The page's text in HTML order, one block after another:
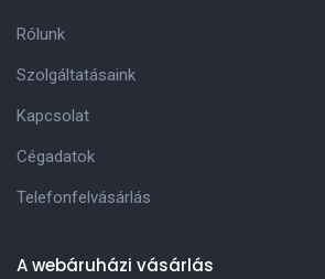
Rólunk
Szolgáltatásaink
Kapcsolat
Cégadatok
Telefonfelvásárlás
A webáruházi vásárlás